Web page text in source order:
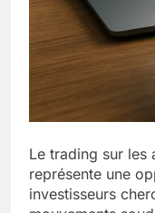
Le trading sur les
représente une
investisseurs